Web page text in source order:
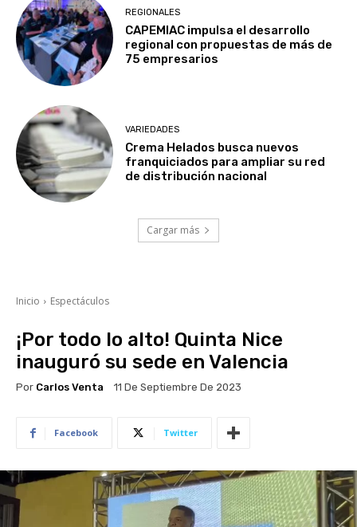
REGIONALES
CAPEMIAC impulsa el desarrollo
regional con propuestas de más de
75 empresarios
VARIEDADES
Crema Helados busca nuevos
franquiciados para ampliar su red
de distribución nacional
Cargar más